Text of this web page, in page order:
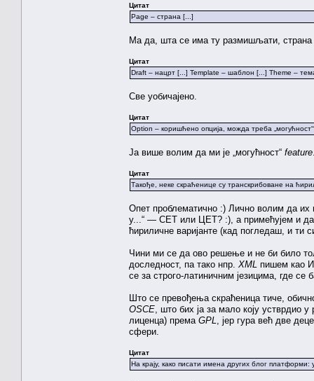
Цитат
Page – страна [...]
Ма да, шта се има ту размишљати, страна
Цитат
Draft – нацрт [...] Template – шаблон [...] Theme –
Све уобичајено.
Цитат
Option – коришћено опција, можда треба
Ја више волим да ми је „могућност“ feature
Цитат
Такође, неке скраћенице су транскрибоване на
Опет проблематично :) Лично волим да их
у...“ — СЕТ или ЦЕТ? :), а примећујем и да
ћириличне варијанте (кад погледаш, и ти
Чини ми се да ово решење и не би било
доследност, па тако нпр. XML пишем као
се за строго-латиничним језицима, где
Што се превођења скраћеница тиче,
OSCE , што бих ја за мало коју устврдио
лиценца) према GPL
, јер гура већ две
сфери.
Цитат
На крају, како писати имена других блог